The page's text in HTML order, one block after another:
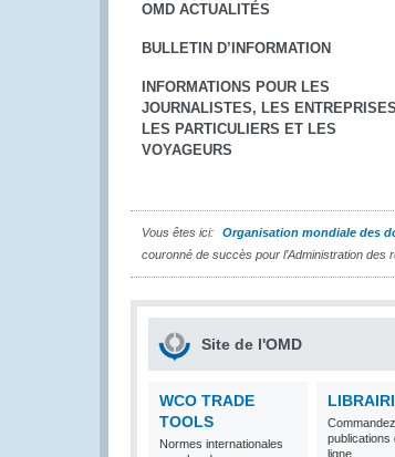
OMD ACTUALITÉS
BULLETIN D’INFORMATION
INFORMATIONS POUR LES
JOURNALISTES, LES
LES PARTICULIERS ET LES
VOYAGEURS
Vous êtes ici: Organisation mondiale des
couronné de succès pour l’Administration des
Site de l'OMD
WCO TRADE
TOOLS
Normes internationales
publications
ligne